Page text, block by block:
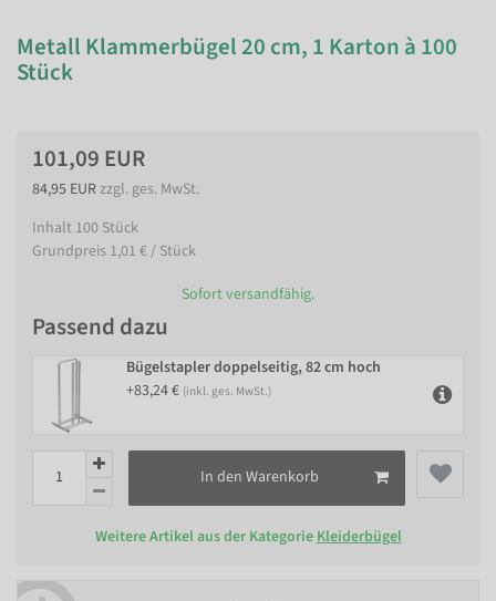
Metall Klammerbügel 20 cm, 1 Karton à 100
Stück
101,09 EUR
84,95 EURzzgl. ges. MwSt.
Inhalt 100 Stück
Grundpreis 1,01 € / Stück
Sofort versandfähig.
Passend dazu
Bügelstapler doppelseitig, 82 cm hoch
+83,24 € (inkl. ges. MwSt.)
In den Warenkorb
Weitere Artikel aus der Kategorie Kleiderbügel